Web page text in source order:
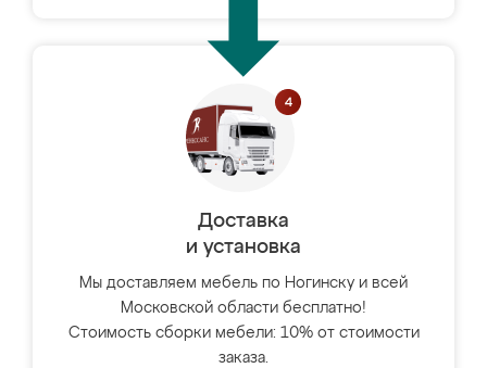
Доставка
и установка
Мы доставляем мебель по Ногинску и всей
Московской области бесплатно!
Стоимость сборки мебели: 10% от стоимости
заказа.